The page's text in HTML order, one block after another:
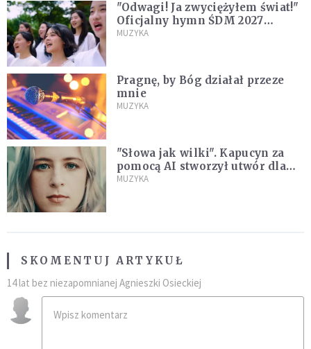
"Odwagi! Ja zwyciężyłem świat!"
Oficjalny hymn ŚDM 2027
zaprezentowany
MUZYKA
Pragnę, by Bóg działał przeze
mnie
MUZYKA
"Słowa jak wilki". Kapucyn za
pomocą AI stworzył utwór dla
wszystkich, którzy doświadczają
MUZYKA
SKOMENTUJ ARTYKUŁ
14 lat bez niezapomnianej Agnieszki Osieckiej